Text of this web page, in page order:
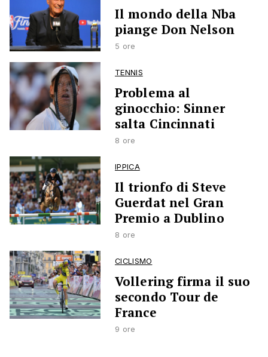
Il mondo della Nba
piange Don Nelson
5 ore
TENNIS
Problema al
ginocchio: Sinner
salta Cincinnati
8 ore
IPPICA
Il trionfo di Steve
Guerdat nel Gran
Premio a Dublino
8 ore
CICLISMO
Vollering firma il suo
secondo Tour de
France
9 ore